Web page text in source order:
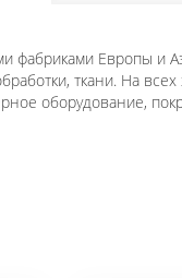
Европы и
ткани. На
оборудование,